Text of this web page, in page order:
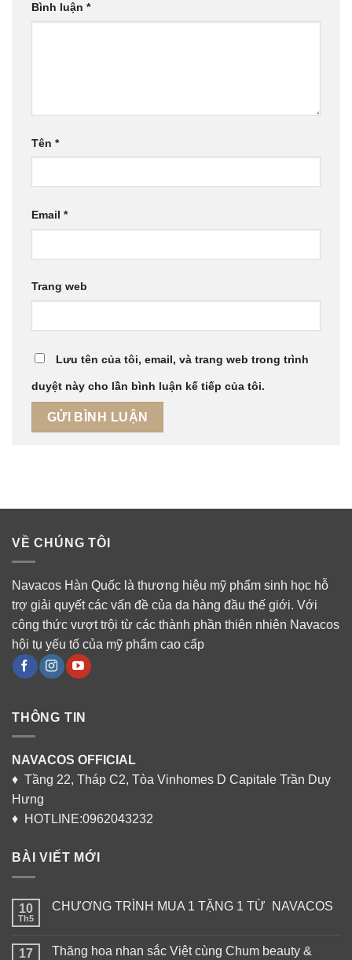
Bình luận *
Tên *
Email *
Trang web
Lưu tên của tôi, email, và trang web trong trình
duyệt này cho lần bình luận kế tiếp của tôi.
VỀ CHÚNG TÔI
Navacos Hàn Quốc là thương hiệu mỹ phẩm sinh học hỗ
trợ giải quyết các vấn đề của da hàng đầu thế giới. Với
công thức vượt trội từ các thành phần thiên nhiên Navacos
hội tụ yếu tố của mỹ phẩm cao cấp
THÔNG TIN
NAVACOS OFFICIAL
♦ Tầng 22, Tháp C2, Tòa Vinhomes D Capitale Trần Duy
Hưng
♦ HOTLINE:0962043232
BÀI VIẾT MỚI
10
Th5
CHƯƠNG TRÌNH MUA 1 TẶNG 1 TỪ NAVACOS
17
Thăng hoa nhan sắc Việt cùng Chum beauty &